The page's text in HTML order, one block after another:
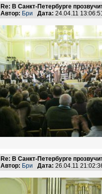
Re: В Санкт-Петербурге
Автор: Бри Дата: 24.04.11
Re: В Санкт-Петербурге
Автор: Бри Дата: 26.04.11